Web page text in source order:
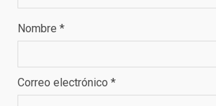
Nombre *
Correo electrónico *